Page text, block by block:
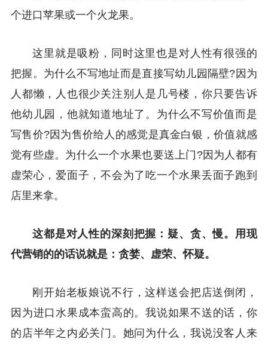
个进口苹果或一个火龙果。
这里就是吸粉，同时这里也是对人性有很强的
把握。为什么不写地址而是直接写幼儿园隔壁?因为
人都懒，人也很少关注别人是几号楼，你只要告诉
他幼儿园，他就知道地址了。为什么不写价值而是
写售价?因为售价给人的感觉是真金白银，价值就感
觉有些虚。为什么一个水果也要送上门?因为人都有
虚荣心，爱面子，不会为了吃一个水果丢面子跑到
店里来拿。
这都是对人性的深刻把握：疑、贪、慢。用现
代营销的的话说就是：贪婪、虚荣、怀疑。
刚开始老板娘说不行，这样送会把店送倒闭，
因为进口水果成本蛮高的。我说如果不送的话，你
的店半年之内必关门。她问为什么，我说没客人来